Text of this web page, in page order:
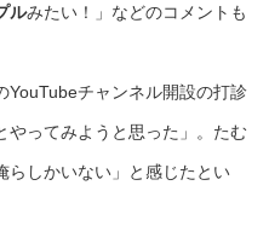
ルみたい！」などのコメントも
YouTubeチャンネル開設の打診
やってみようと思った」。たむ
らしかいない」と感じたとい